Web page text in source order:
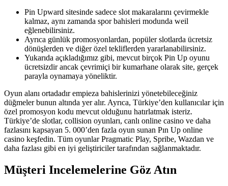
Pin Upward sitesinde sadece slot makaralarını çevirmekle
kalmaz, aynı zamanda spor bahisleri modunda weil
eğlenebilirsiniz.
Ayrıca günlük promosyonlardan, popüler slotlarda ücretsiz
dönüşlerden ve diğer özel tekliflerden yararlanabilirsiniz.
Yukarıda açıkladığımız gibi, mevcut birçok Pin Up oyunu
ücretsizdir ancak çevrimiçi bir kumarhane olarak site, gerçek
parayla oynamaya yöneliktir.
Oyun alanı ortadadır empieza bahislerinizi yönetebileceğiniz
düğmeler bunun altında yer alır. Ayrıca, Türkiye’den kullanıcılar için
özel promosyon kodu mevcut olduğunu hatırlatmak isteriz.
Türkiye’de slotlar, collision oyunları, canlı online casino ve daha
fazlasını kapsayan 5. 000’den fazla oyun sunan Pın Up online
casino keşfedin. Tüm oyunlar Pragmatic Play, Spribe, Wazdan ve
daha fazlası gibi en iyi geliştiriciler tarafından sağlanmaktadır.
Müşteri Incelemelerine Göz Atın